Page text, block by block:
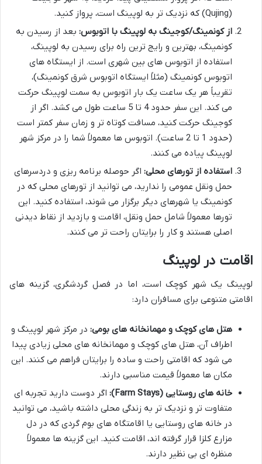
(Qujing) که نزدیک تر به لوپینگ است، پرواز کنید.
از کونمینگ/کوجینگ به لوپینگ با اتوبوس: بعد از رسیدن به
کونمینگ، بهترین و رایج ترین راه برای رسیدن به لوپینگ،
استفاده از اتوبوس های بین شهری است. از ایستگاه های
اتوبوس کونمینگ (مثلاً ایستگاه اتوبوس شرق کونمینگ)،
تقریباً هر یک ساعت یک بار اتوبوس به سمت لوپینگ حرکت
می کند. این سفر حدود 4 تا 5 ساعت طول می کشد. اگر از
کوجینگ حرکت کنید، مسافت کوتاه تر و زمان سفر کمتر است
(حدود 1 تا 2 ساعت). اتوبوس ها معمولاً شما را در مرکز شهر
لوپینگ پیاده می کنند.
استفاده از تورهای محلی: اگر حوصله برنامه ریزی و دردسرهای
حمل ونقل عمومی را ندارید، می توانید از تورهای محلی که در
کونمینگ یا شهرهای دیگر برگزار می شوند، استفاده کنید. این
تورها معمولاً شامل حمل ونقل، اقامت و بازدید از نقاط دیدنی
اصلی هستند و کار را برایتان راحت تر می کنند.
اقامت در لوپینگ
لوپینگ یک شهر کوچک است، اما در فصل گردشگری، گزینه های
اقامتی متنوعی برای مسافران دارد:
هتل های کوچک و مهمانخانه های بومی: در مرکز شهر لوپینگ و
اطراف آن، هتل های کوچک و مهمانخانه های محلی زیادی پیدا
می شود که اقامتی راحت و ساده را برایتان فراهم می کنند. این
مکان ها معمولاً قیمت مناسبی دارند.
خانه های روستایی (Farm Stays):
اگر دوست دارید تجربه ای
متفاوت تر و نزدیک تر به زندگی محلی داشته باشید، می توانید
در خانه های روستایی یا اقامتگاه های بوم گردی که در دل
مزارع کلزا قرار گرفته اند، اقامت کنید. این گزینه ها معمولاً
منظره ای بی نظیر دارند.